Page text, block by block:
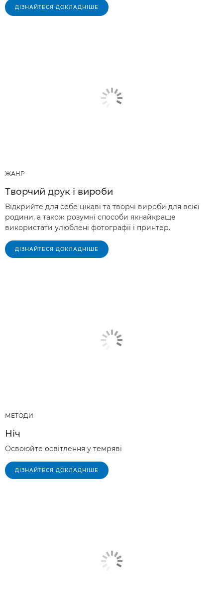
ДІЗНАЙТЕСЯ ДОКЛАДНІШЕ
ЖАНР
Творчий друк і вироби
Відкрийте для себе цікаві та творчі вироби для всієї
родини, а також розумні способи якнайкраще
використати улюблені фотографії і принтер.
ДІЗНАЙТЕСЯ ДОКЛАДНІШЕ
МЕТОДИ
Ніч
Освоюйте освітлення у темряві
ДІЗНАЙТЕСЯ ДОКЛАДНІШЕ